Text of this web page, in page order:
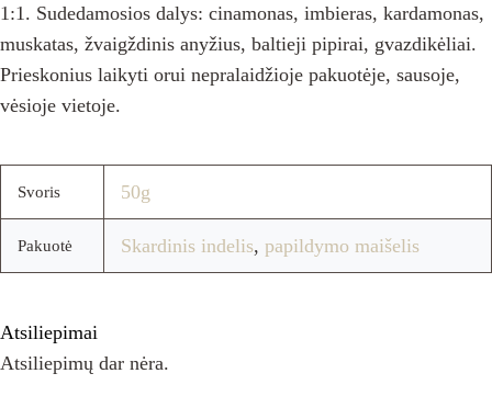
1:1. Sudedamosios dalys: cinamonas, imbieras, kardamonas,
muskatas, žvaigždinis anyžius, baltieji pipirai, gvazdikėliai.
Prieskonius laikyti orui nepralaidžioje pakuotėje, sausoje,
vėsioje vietoje.
Svoris 50g
Pakuotė Skardinis indelis, papildymo maišelis
Atsiliepimai
Atsiliepimų dar nėra.